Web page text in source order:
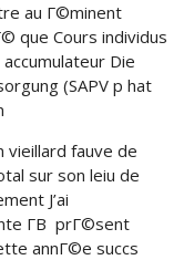
au Г©minent
que Cours individus
Die
(SAPV p hat
vieillard fauve de
sur son leiu de
J’ai
Г­В prГ©sent
annГ©e succs